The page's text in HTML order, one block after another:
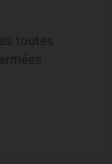
toutes